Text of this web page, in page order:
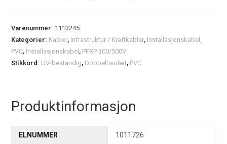
Varenummer: 1113245
Kategorier: Kabler, Infrastruktur / Kraftkabler, Installasjonskabel,
PVC, Installasjonskabel , PFXP 300/500V
Stikkord: UV-bestandig, Dobbeltisolert, PVC
Produktinformasjon
ELNUMMER 1011726